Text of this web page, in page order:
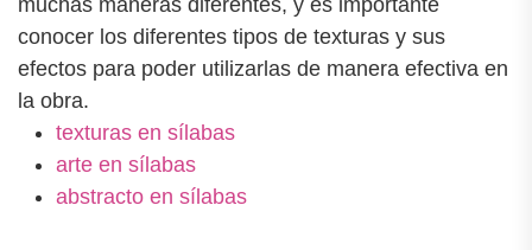
conocer los diferentes tipos de texturas y sus
efectos para poder utilizarlas de manera efectiva en
la obra.
texturas en sílabas
arte en sílabas
abstracto en sílabas